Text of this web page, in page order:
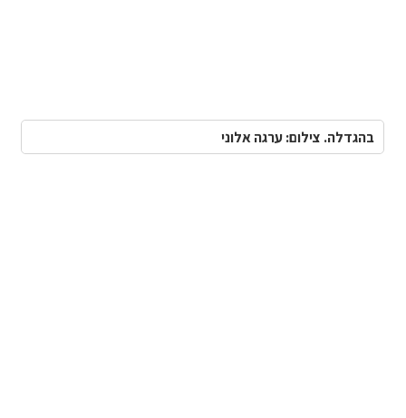
בהגדלה. צילום: ערגה אלוני